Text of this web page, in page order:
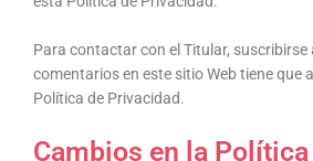
Para contactar con el Titular, suscribirse
comentarios en este sitio Web tiene que
Política de Privacidad.
Cambios en la